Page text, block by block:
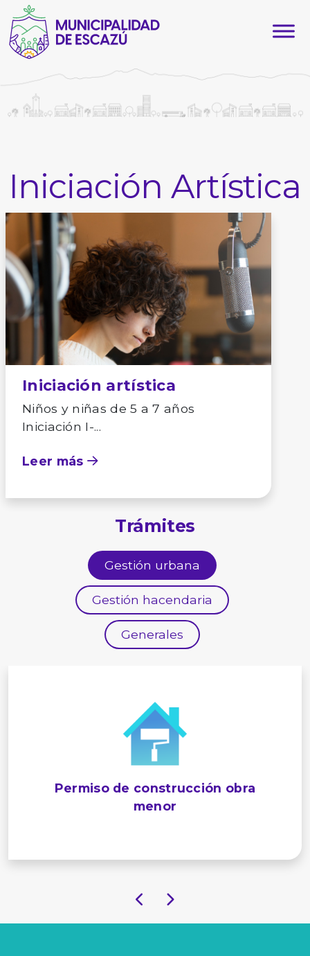
Iniciación Artística
Iniciación artística
Niños y niñas de 5 a 7 años
Iniciación I-...
Leer más
Trámites
Gestión urbana
Gestión hacendaria
Generales
Permiso de construcción obra
menor